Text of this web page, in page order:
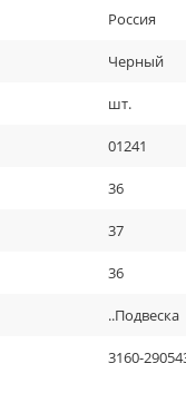
Россия
Черный
шт.
01241
36
37
36
..Подвеска
3160-